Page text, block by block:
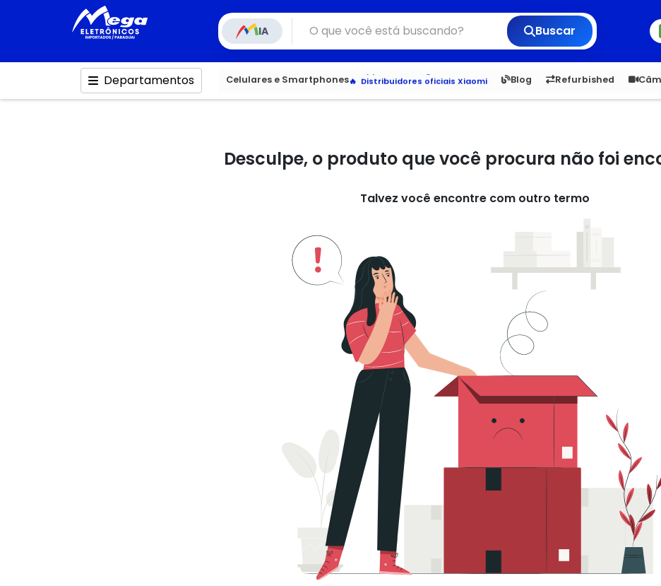
IA Buscar
Departamentos Celulares e Smartphones
Distribuidores oficiais Xiaomi
Blog Refurbished
6,050 5.20 1,900 1.00
Desculpe, o produto que você procura não foi
Talvez você encontre com outro termo